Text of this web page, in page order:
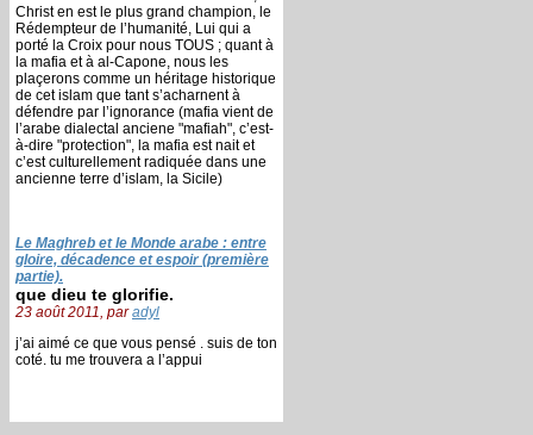
Christ en est le plus grand champion, le
Rédempteur de l’humanité, Lui qui a
porté la Croix pour nous TOUS ; quant à
la mafia et à al-Capone, nous les
plaçerons comme un héritage historique
de cet islam que tant s’acharnent à
défendre par l’ignorance (mafia vient de
l’arabe dialectal anciene "mafiah", c’est-
à-dire "protection", la mafia est nait et
c’est culturellement radiquée dans une
ancienne terre d’islam, la Sicile)
Le Maghreb et le Monde arabe : entre
gloire, décadence et espoir (première
partie).
que dieu te glorifie.
23 août 2011, paradyl
j’ai aimé ce que vous pensé . suis de ton
coté. tu me trouvera a l’appui